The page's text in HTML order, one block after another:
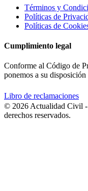
Términos y
Políticas de
Políticas de
Cumplimiento legal
Conforme al Código de
ponemos a su
Libro de reclamaciones
© 2026 Actualidad Civil
derechos reservados.